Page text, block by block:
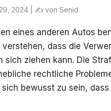
2024 | ✍ von Senid
eines anderen Autos
dass die
sich ziehen kann. Die
rechtliche
bewusst zu sein,